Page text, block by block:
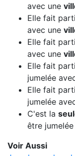
avec une
Elle fait
avec une
Elle fait
avec une
Elle fait
jumelée
Elle fait
jumelée
C'est la
être
Voir Aussi